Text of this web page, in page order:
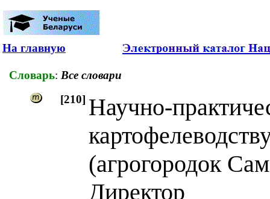
На главную
Словарь: Все словари
[210] Научно-
(агрогородок
Директор